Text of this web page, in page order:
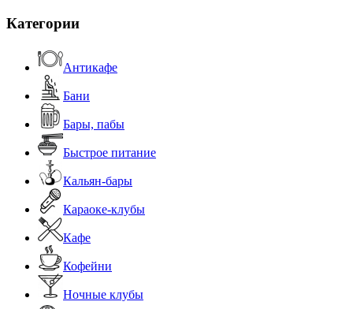
Категории
Антикафе
Бани
Бары, пабы
Быстрое питание
Кальян-бары
Караоке-клубы
Кафе
Кофейни
Ночные клубы